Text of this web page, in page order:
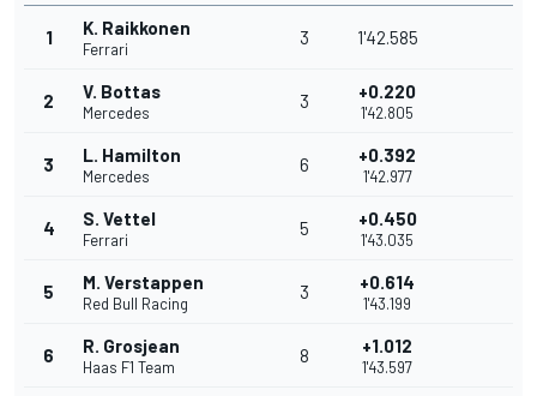
1 K. Raikkonen
Ferrari
3 1'42.585
2 V. Bottas
Mercedes
3 +0.220
1'42.805
3 L. Hamilton
Mercedes
6 +0.392
1'42.977
4 S. Vettel
Ferrari
5 +0.450
1'43.035
5 M. Verstappen
Red Bull Racing
3 +0.614
1'43.199
6 R. Grosjean
Haas F1 Team
8 +1.012
1'43.597